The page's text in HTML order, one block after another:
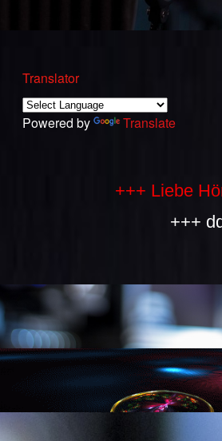
Translator
Powered by Translate
+++ Liebe
+++